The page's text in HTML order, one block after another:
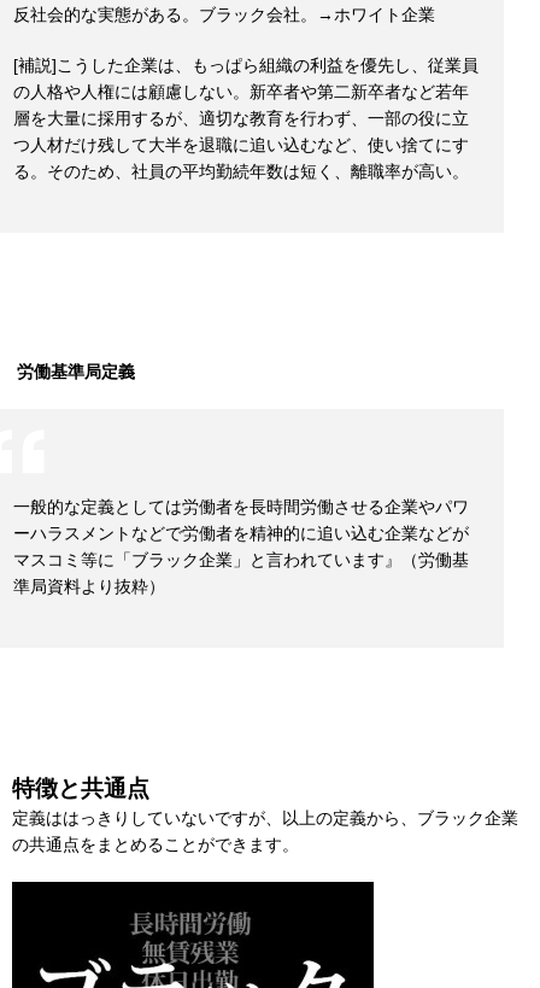
反社会的な実態がある。ブラック会社。→ホワイト企業
[補説]こうした企業は、もっぱら組織の利益を優先し、従業員
の人格や人権には顧慮しない。新卒者や第二新卒者など若年
層を大量に採用するが、適切な教育を行わず、一部の役に立
つ人材だけ残して大半を退職に追い込むなど、使い捨てにす
る。そのため、社員の平均勤続年数は短く、離職率が高い。
労働基準局定義
一般的な定義としては労働者を長時間労働させる企業やパワ
ーハラスメントなどで労働者を精神的に追い込む企業などが
マスコミ等に「ブラック企業」と言われています』（労働基
準局資料より抜粋）
特徴と共通点
定義ははっきりしていないですが、以上の定義から、ブラック企業
の共通点をまとめることができます。